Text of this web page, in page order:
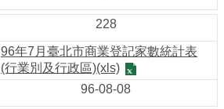
228
96年7月臺北市商業登記家數統計表
(行業別及行政區)(xls)
96-08-08